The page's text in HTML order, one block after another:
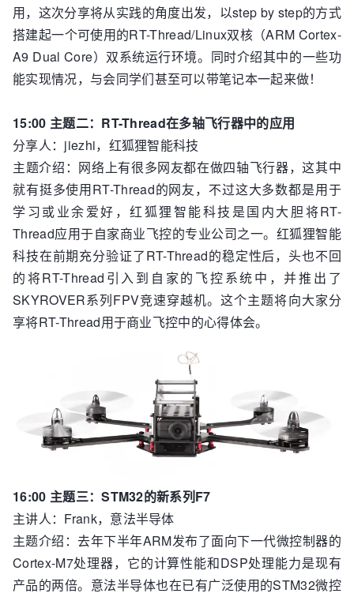
用，这次分享将从实践的角度出发，以step by step的方式
搭建起一个可使用的RT-Thread/Linux双核（ARM Cortex-
A9 Dual Core）双系统运行环境。同时介绍其中的一些功
能实现情况，与会同学们甚至可以带笔记本一起来做！
15:00 主题二：RT-Thread在多轴飞行器中的应用
分享人：jiezhi，红狐狸智能科技
主题介绍：网络上有很多网友都在做四轴飞行器，这其中
就有挺多使用RT-Thread的网友，不过这大多数都是用于
学习或业余爱好，红狐狸智能科技是国内大胆将RT-
Thread应用于自家商业飞控的专业公司之一。红狐狸智能
科技在前期充分验证了RT-Thread的稳定性后，头也不回
的将RT-Thread引入到自家的飞控系统中，并推出了
SKYROVER系列FPV竞速穿越机。这个主题将向大家分
享将RT-Thread用于商业飞控中的心得体会。
16:00 主题三：STM32的新系列F7
主讲人：Frank，意法半导体
主题介绍：去年下半年ARM发布了面向下一代微控制器的
Cortex-M7处理器，它的计算性能和DSP处理能力是现有
产品的两倍。意法半导体也在已有广泛使用的STM32微控